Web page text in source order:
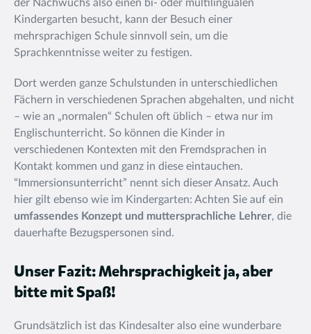
der Nachwuchs also einen bi- oder multilingualen
Kindergarten besucht, kann der Besuch einer
mehrsprachigen Schule sinnvoll sein, um die
Sprachkenntnisse weiter zu festigen.
Dort werden ganze Schulstunden in unterschiedlichen
Fächern in verschiedenen Sprachen abgehalten, und nicht
– wie an „normalen“ Schulen oft üblich – etwa nur im
Englischunterricht. So können die Kinder in
verschiedenen Kontexten mit den Fremdsprachen in
Kontakt kommen und ganz in diese eintauchen.
“Immersionsunterricht” nennt sich dieser Ansatz. Auch
hier gilt ebenso wie im Kindergarten: Achten Sie auf ein
umfassendes Konzept und muttersprachliche Lehrer, die
dauerhafte Bezugspersonen sind.
Unser Fazit: Mehrsprachigkeit ja, aber
bitte mit Spaß!
Grundsätzlich ist das Kindesalter also eine wunderbare